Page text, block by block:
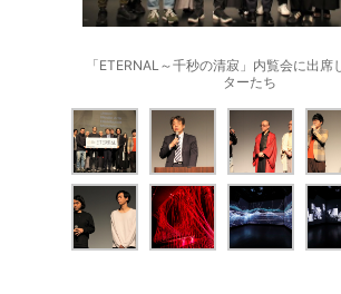
「ETERNAL～千秒の清寂」内覧会に出席
ターたち